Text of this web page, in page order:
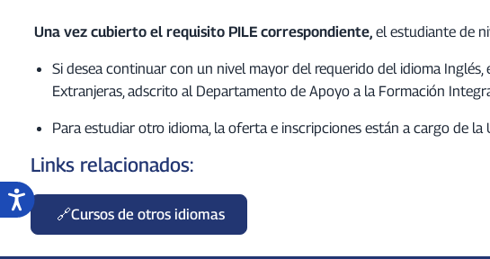
Una vez cubierto el requisito PILE correspondiente, el estudiante de
Si desea continuar con un nivel mayor del requerido del idioma
Extranjeras, adscrito al Departamento de Apoyo a la Formación
Para estudiar otro idioma, la oferta e inscripciones están a cargo de
Links relacionados:
Cursos de otros idiomas